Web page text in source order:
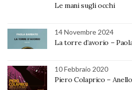
Le mani sugli occhi
14 Novembre 2024
La torre d’avorio –
10 Febbraio 2020
Piero Colaprico –